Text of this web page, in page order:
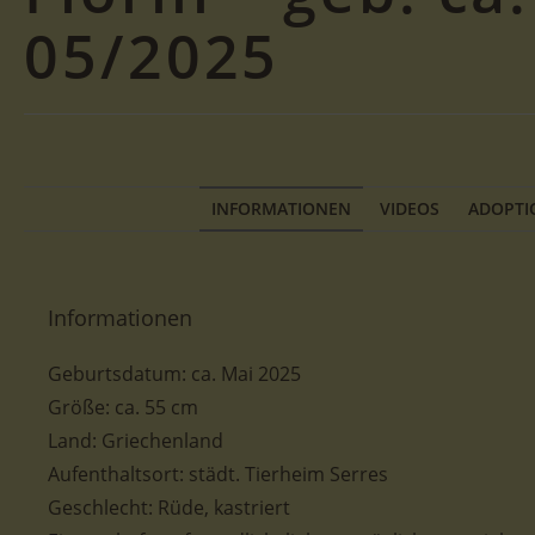
05/2025
INFORMATIONEN VIDEOS
Informationen
Geburtsdatum: ca. Mai 2025
Größe: ca. 55 cm
Land: Griechenland
Aufenthaltsort: städt. Tierheim Serres
Geschlecht: Rüde, kastriert